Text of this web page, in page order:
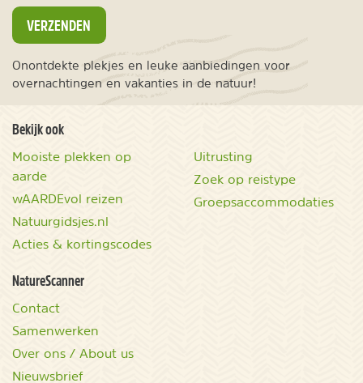
VERZENDEN
Onontdekte plekjes en leuke aanbiedingen voor
overnachtingen en vakanties in de natuur!
Bekijk ook
Mooiste plekken op
aarde
wAARDEvol reizen
Natuurgidsjes.nl
Acties & kortingscodes
Uitrusting
Zoek op reistype
Groepsaccommodaties
NatureScanner
Contact
Samenwerken
Over ons / About us
Nieuwsbrief